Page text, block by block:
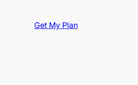
Get My Plan